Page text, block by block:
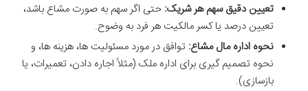
تعیین دقیق سهم هر شریک: حتی اگر سهم به صورت مشاع باشد،
تعیین درصد یا کسر مالکیت هر فرد به وضوح.
نحوه اداره مال مشاع: توافق در مورد مسئولیت ها، هزینه ها، و
نحوه تصمیم گیری برای اداره ملک (مثلاً اجاره دادن، تعمیرات، یا
بازسازی).